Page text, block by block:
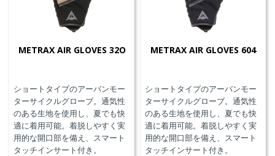
METRAX AIR GLOVES 32O
ショートタイプのアーバンモー
ターサイクルグローブ。通気性
のある生地を使用し、夏でも快
適に着用可能。着脱しやすく実
用的な開口部を備え、スマート
タッチインサート付き。
METRAX AIR GLOVES 604
ショートタイプのアーバンモー
ターサイクルグローブ。通気性
のある生地を使用し、夏でも快
適に着用可能。着脱しやすく実
用的な開口部を備え、スマート
タッチインサート付き。